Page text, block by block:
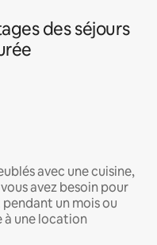
des séjours
avec une cuisine,
avez besoin pour
un mois ou
à une location